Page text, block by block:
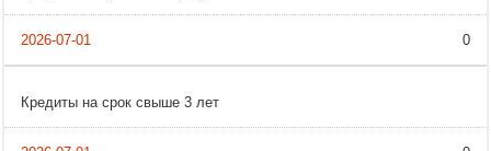
0
Кредиты на срок свыше 3 лет